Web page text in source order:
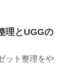
理とUGGの
ット整理をや